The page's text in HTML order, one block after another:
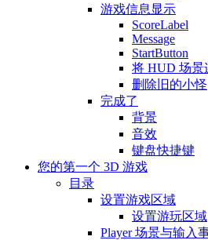
游戏信息显示
ScoreLabel
Message
StartButton
将 HUD 场景
删除旧的小怪
完成了
背景
音效
键盘快捷键
您的第一个 3D 游戏
目录
设置游戏区域
设置游玩区域
Player 场景与输入